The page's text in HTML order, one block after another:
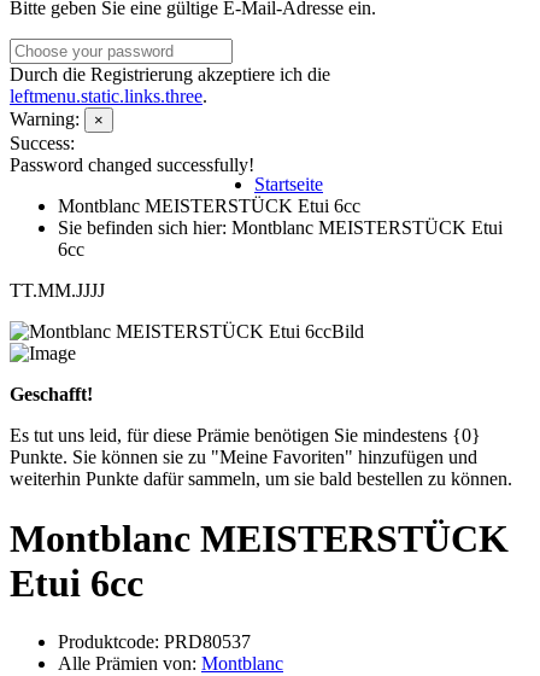
Bitte geben Sie eine gültige E-Mail-Adresse ein.
Durch die Registrierung akzeptiere ich die
leftmenu.static.links.three.
Warning:
×
Success:
Password changed successfully!
Startseite
Montblanc MEISTERSTÜCK Etui 6cc
Sie befinden sich hier: Montblanc MEISTERSTÜCK Etui
6cc
TT.MM.JJJJ
Geschafft!
Es tut uns leid, für diese Prämie benötigen Sie mindestens {0}
Punkte. Sie können sie zu "Meine Favoriten" hinzufügen und
weiterhin Punkte dafür sammeln, um sie bald bestellen zu können.
Montblanc MEISTERSTÜCK
Etui 6cc
Produktcode: PRD80537
Alle Prämien von: Montblanc